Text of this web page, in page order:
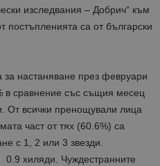
изследвания – Добрич“ към
постъпленията са от български
настаняване през февруари
в сравнение със същия месец
От всички пренощували лица
част от тях (60.6%) са
с 1, 2 или 3 звезди.
хиляди. Чуждестранните